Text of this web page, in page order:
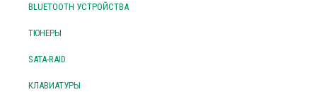
BLUETOOTH УСТРОЙСТВА
ТЮНЕРЫ
SATA-RAID
КЛАВИАТУРЫ